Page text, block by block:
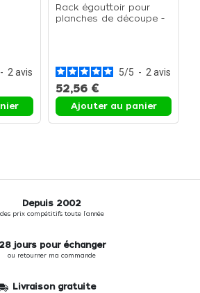
- 2avis
Rack égouttoir pour
planches de découpe -
5/5 - 2avis
52,56 €
Ajouter au panier
Depuis 2002
des prix compétitifs toute l'année
28 jours pour échanger
ou retourner ma commande
Livraison gratuite